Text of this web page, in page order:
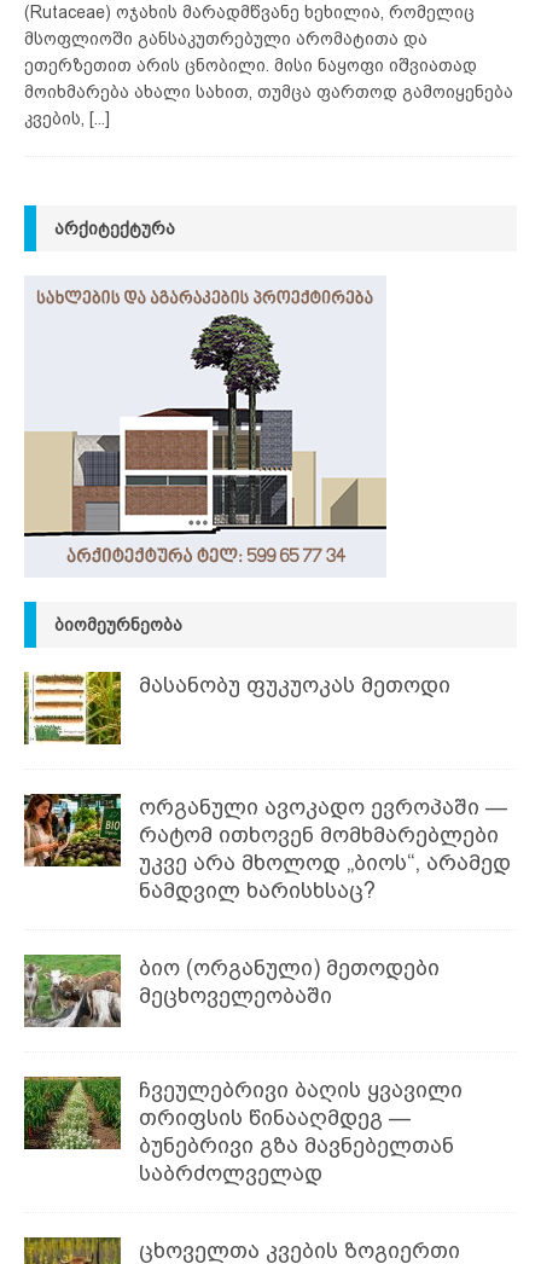
(Rutaceae) ოჯახის მარადმწვანე ხეხილია, რომელიც
მსოფლიოში განსაკუთრებული არომატითა და
ეთერზეთით არის ცნობილი. მისი ნაყოფი იშვიათად
მოიხმარება ახალი სახით, თუმცა ფართოდ გამოიყენება
კვების,
[...]
ᲐᲠᲥᲘᲢᲔᲥᲢᲣᲠᲐ
ᲑᲘᲝᲛᲔᲣᲠᲜᲔᲝᲑᲐ
მასანობუ ფუკუოკას მეთოდი
ორგანული ავოკადო ევროპაში —
რატომ ითხოვენ მომხმარებლები
უკვე არა მხოლოდ „ბიოს“, არამედ
ნამდვილ ხარისხსაც?
ბიო (ორგანული) მეთოდები
მეცხოველეობაში
ჩვეულებრივი ბაღის ყვავილი
თრიფსის წინააღმდეგ —
ბუნებრივი გზა მავნებელთან
საბრძოლველად
ცხოველთა კვების ზოგიერთი